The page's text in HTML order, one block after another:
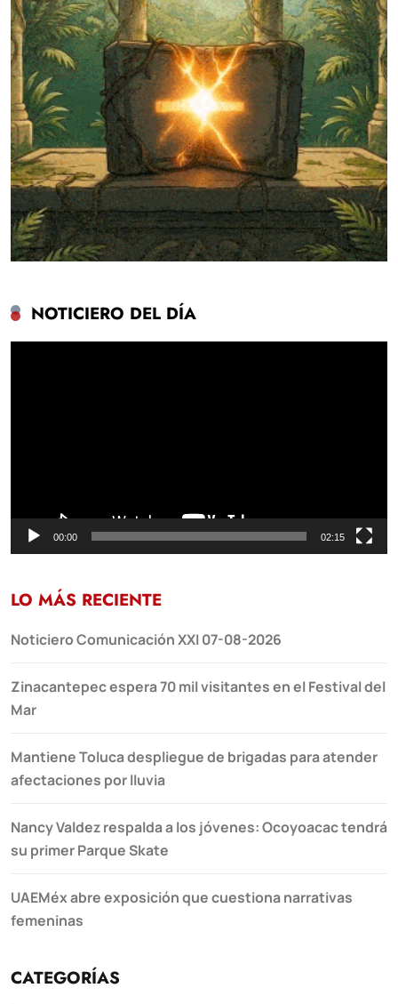
NOTICIERO DEL DÍA
00:00 02:15
LO MÁS RECIENTE
Noticiero Comunicación XXI 07-08-2026
Zinacantepec espera 70 mil visitantes en el Festival del
Mar
Mantiene Toluca despliegue de brigadas para atender
afectaciones por lluvia
Nancy Valdez respalda a los jóvenes: Ocoyoacac tendrá
su primer Parque Skate
UAEMéx abre exposición que cuestiona narrativas
femeninas
CATEGORÍAS